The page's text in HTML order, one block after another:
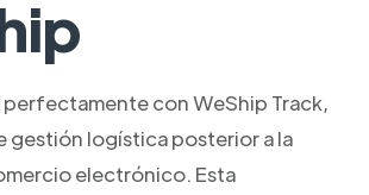
perfectamente con WeShip Track,
gestión logística posterior a la
electrónico. Esta